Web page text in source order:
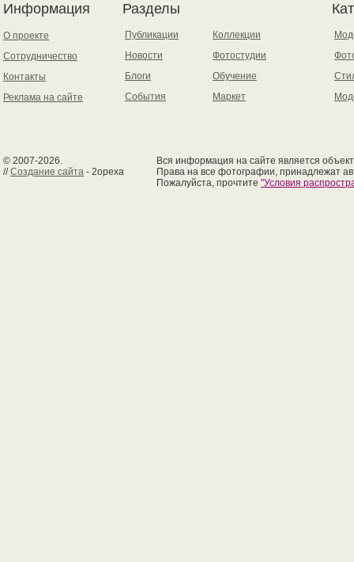
Информация
О проекте
Сотрудничество
Контакты
Реклама на сайте
Разделы
Публикации
Новости
Блоги
События
Коллекции
Фотостудии
Обучение
Маркет
© 2007-2026.
//Создание сайта - 2opexa
Вся информация на сайте является
Права на все фотографии, принадлежат
Пожалуйста, прочтите "Условия